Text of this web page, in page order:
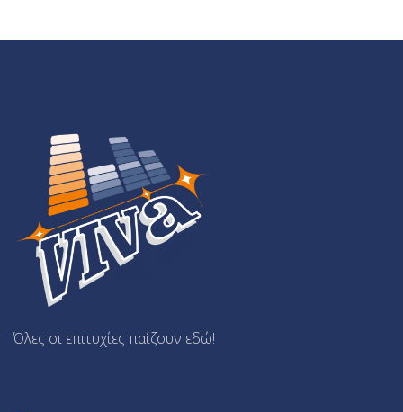
Όλες οι επιτυχίες παίζουν εδώ!